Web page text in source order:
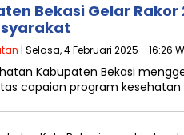
Bekasi Gelar
| Selasa, 4 Februari 2025 - 16:26
Kabupaten Bekasi
capaian program